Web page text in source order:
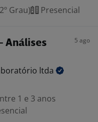
Grau) Presencial
Análises
5 ago
ltda
1 e 3 anos